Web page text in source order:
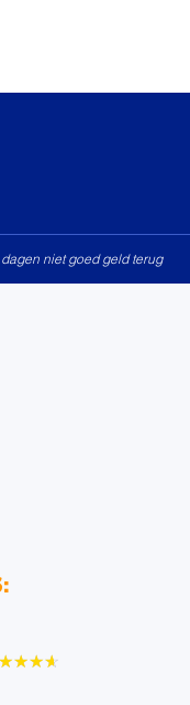
dagen niet goed geld terug